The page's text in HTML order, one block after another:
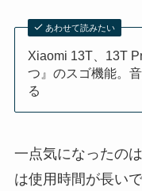
あわせて読みたい
Xiaomi 13T、13T
つ』のスゴ機能。
る
一点気になったの
は使用時間が長い